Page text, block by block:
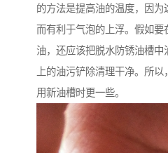
的方法是提高油的温度，因
而有利于气泡的上浮。假如
油，还应该把脱水防锈油槽
上的油污铲除清理干净。所
用新油槽时更一些。